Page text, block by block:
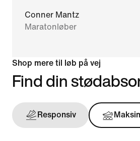
Conner Mantz
Maratonløber
Shop mere til løb på vej
Find din
Responsiv